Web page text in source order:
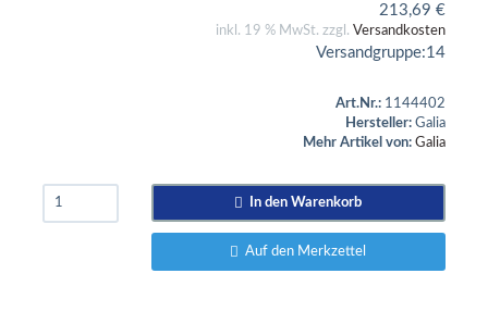
213,69 €
inkl. 19 % MwSt. zzgl. Versandkosten
Versandgruppe:14
Art.Nr.: 1144402
Hersteller: Galia
Mehr Artikel von: Galia
In den Warenkorb
Auf den Merkzettel